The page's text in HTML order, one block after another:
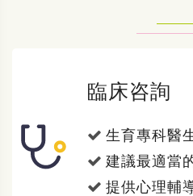
臨床咨詢
生育專科醫
建議最適當
提供心理輔